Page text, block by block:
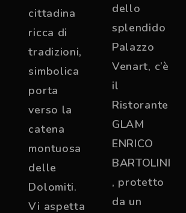
cittadina
ricca di
tradizioni,
simbolica
porta
verso la
catena
montuosa
delle
Dolomiti.
Vi aspetta
dello
splendido
Palazzo
Venart, c’è
il
Ristorante
GLAM
ENRICO
BARTOLINI
, protetto
da un